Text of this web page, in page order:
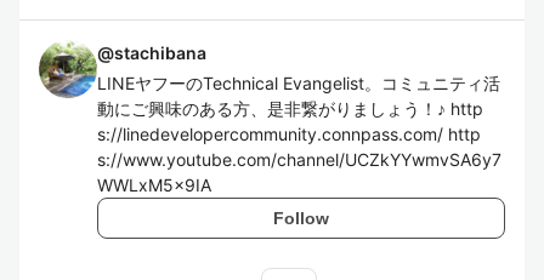
@stachibana
LINEヤフーのTechnical Evangelist。コミュニティ活
動にご興味のある方、是非繋がりましょう！♪ http
s://linedevelopercommunity.connpass.com/ http
s://www.youtube.com/channel/UCZkYYwmvSA6y7
WWLxM5x9IA
Follow